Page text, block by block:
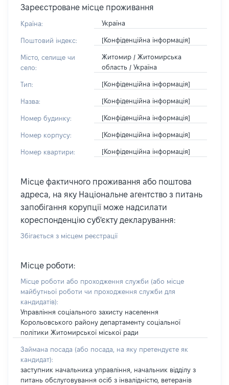
Зареєстроване місце проживання
Країна: Україна
Поштовий індекс: [Конфіденційна інформація]
Місто, селище чи
село:
Житомир / Житомирська
область / Україна
Тип: [Конфіденційна інформація]
Назва: [Конфіденційна інформація]
Номер будинку: [Конфіденційна інформація]
Номер корпусу: [Конфіденційна інформація]
Номер квартири: [Конфіденційна інформація]
Місце фактичного проживання або поштова
адреса, на яку Національне агентство з питань
запобігання корупції може надсилати
кореспонденцію суб'єкту декларування:
Збігається з місцем реєстрації
Місце роботи:
Місце роботи або проходження служби (або місце
майбутньої роботи чи проходження служби для
кандидатів):
Управління соціального захисту населення
Корольовського району департаменту соціальної
політики Житомирської міської ради
Займана посада (або посада, на яку претендуєте як
кандидат):
заступник начальника управління, начальник відділу з
питань обслуговування осіб з інвалідністю, ветеранів